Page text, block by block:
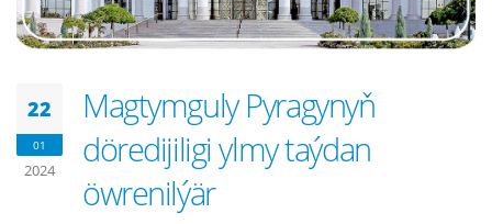
22
01
2024
Magtymguly Pyragynyň
döredijiligi ylmy taýdan
öwrenilýär